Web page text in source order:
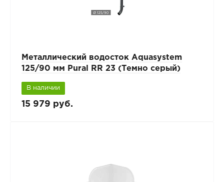
Металлический водосток Aquasystem
125/90 мм Pural RR 23 (Темно серый)
В наличии
15 979 руб.